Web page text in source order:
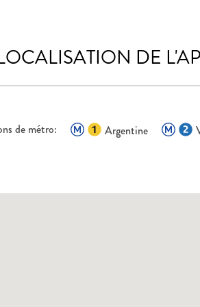
DE
de métro: Argentine